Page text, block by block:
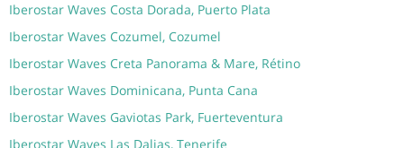
Iberostar Waves Costa Dorada, Puerto Plata
Iberostar Waves Cozumel, Cozumel
Iberostar Waves Creta Panorama & Mare, Rétino
Iberostar Waves Dominicana, Punta Cana
Iberostar Waves Gaviotas Park, Fuerteventura
Iberostar Waves Las Dalias, Tenerife